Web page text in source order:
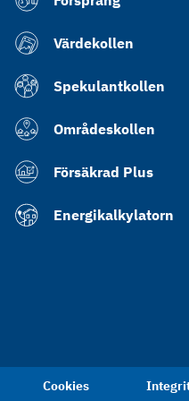
Värdekollen
Spekulantkollen
Områdeskollen
Försäkrad Plus
Energikalkylatorn
Cookies